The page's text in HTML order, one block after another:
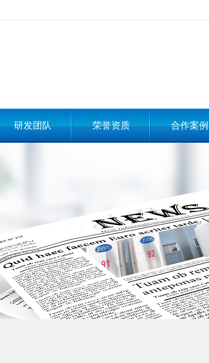
研发团队 荣誉资质 合作案例